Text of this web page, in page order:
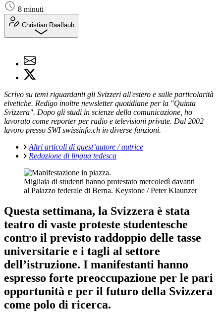
8 minuti
Christian Raaflaub
Scrivo su temi riguardanti gli Svizzeri all'estero e sulle particolarità
elvetiche. Redigo inoltre newsletter quotidiane per la "Quinta
Svizzera". Dopo gli studi in scienze della comunicazione, ho
lavorato come reporter per radio e televisioni private. Dal 2002
lavoro presso SWI swissinfo.ch in diverse funzioni.
Altri articoli di quest’autore / autrice
Redazione di lingua tedesca
Migliaia di studenti hanno protestato mercoledì davanti
al Palazzo federale di Berna. Keystone / Peter Klaunzer
Questa settimana, la Svizzera è stata
teatro di vaste proteste studentesche
contro il previsto raddoppio delle tasse
universitarie e i tagli al settore
dell’istruzione. I manifestanti hanno
espresso forte preoccupazione per le pari
opportunità e per il futuro della Svizzera
come polo di ricerca.